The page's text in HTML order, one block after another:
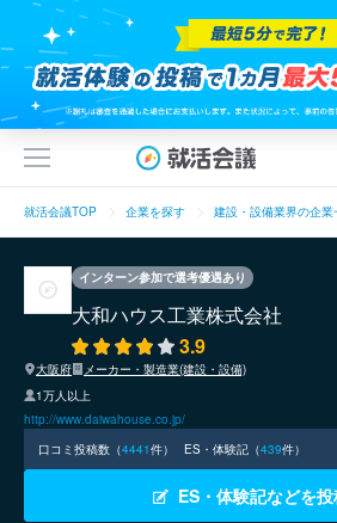
就活会議TOP 企業を探す 建設・設備業界の企業
インターン参加で選考優遇あり
大和ハウス工業株式会社
3.9
大阪府
メーカー・製造業(建設・設備)
1万人以上
http://www.daiwahouse.co.jp/
口コミ投稿数（4441件） ES・体験記（439件）
ES・体験記などを